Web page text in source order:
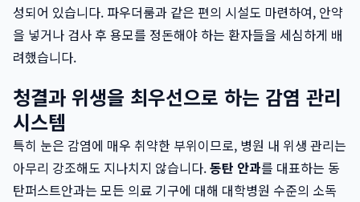
성되어 있습니다. 파우더룸과 같은 편의 시설도 마련하여, 안약
을 넣거나 검사 후 용모를 정돈해야 하는 환자들을 세심하게 배
려했습니다.
청결과 위생을 최우선으로 하는 감염 관리
시스템
특히 눈은 감염에 매우 취약한 부위이므로, 병원 내 위생 관리는
아무리 강조해도 지나치지 않습니다.동탄 안과를 대표하는 동
탄퍼스트안과는 모든 의료 기구에 대해 대학병원 수준의 소독